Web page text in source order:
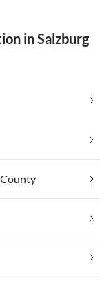
in Salzburg